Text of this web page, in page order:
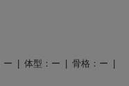
ー 体型： ー 骨格： ー